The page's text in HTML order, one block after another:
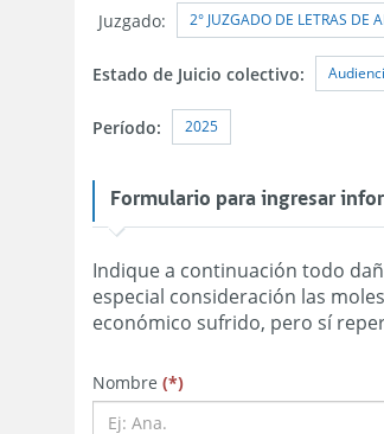
Juzgado: 2° JUZGADO DE LETRAS DE
Estado de Juicio colectivo:
Período: 2025
Formulario para ingresar
Indique a continuación todo
especial consideración las
Nombre(obligatorio
*obligatorio
)obligatorio